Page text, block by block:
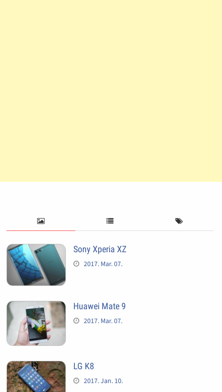
Sony Xperia XZ
2017. Mar. 07.
Huawei Mate 9
2017. Mar. 07.
LG K8
2017. Jan. 10.